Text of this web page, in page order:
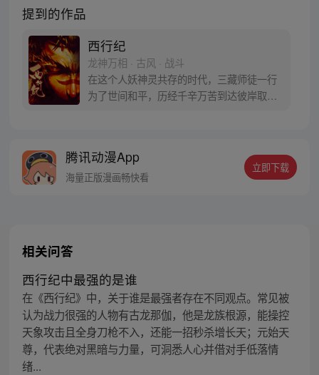
提到的作品
西行纪
龙神万相 · 古风 · 战斗
在这个人妖神灵共存的时代，三藏师徒一行
为了世间和平，历经千辛万苦到达彼岸取
辞万难，找到唐三藏大法师，和他一起重新
寻回徒弟们，组成全新“西行小队”，再度踏
腾讯动漫App
海量正版漫画畅快看
立即下载
相关问答
西行纪中最强的是谁
在《西行纪》中，关于谁是最强者存在不同观点。常见被
认为战力很强的人物有古龙那伽，他是龙族根源，能操控
天象攻击且全身刀枪不入，还能一招秒杀增长天；元始天
尊，代表绝对黑暗与力量，可洞悉人心并借对手低落情
绪...